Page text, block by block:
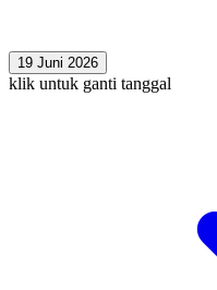
19 Juni 2026
klik untuk ganti tanggal